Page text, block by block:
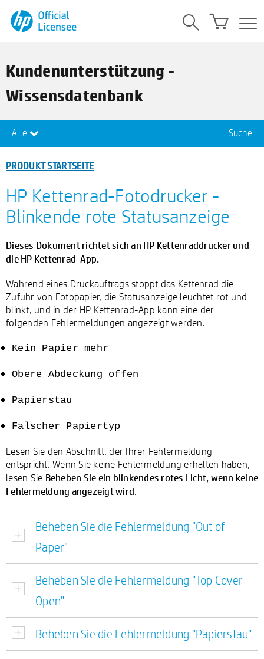
Kundenunterstützung -
Wissensdatenbank
Alle Suche
PRODUKT STARTSEITE
HP Kettenrad-Fotodrucker -
Blinkende rote Statusanzeige
Dieses Dokument richtet sich an HP Kettenraddrucker und
die HP Kettenrad-App.
Während eines Druckauftrags stoppt das Kettenrad die
Zufuhr von Fotopapier, die Statusanzeige leuchtet rot und
blinkt, und in der HP Kettenrad-App kann eine der
folgenden Fehlermeldungen angezeigt werden.
Kein Papier mehr
Obere Abdeckung offen
Papierstau
Falscher Papiertyp
Lesen Sie den Abschnitt, der Ihrer Fehlermeldung
entspricht. Wenn Sie keine Fehlermeldung erhalten haben,
lesen Sie Beheben Sie ein blinkendes rotes Licht, wenn keine
Fehlermeldung angezeigt wird.
Beheben Sie die Fehlermeldung "Out of
Paper"
Beheben Sie die Fehlermeldung "Top Cover
Open"
Beheben Sie die Fehlermeldung "Papierstau"